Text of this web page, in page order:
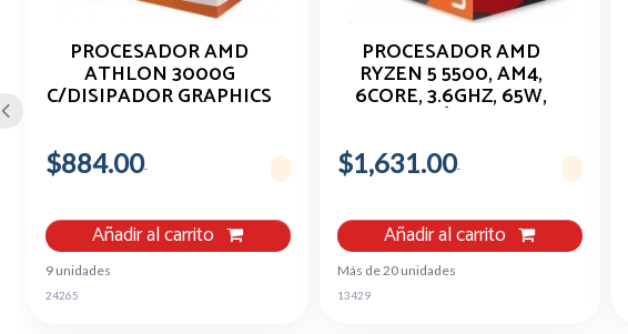
PROCESADOR AMD
ATHLON 3000G
C/DISIPADOR GRAPHICS
$884.00
Añadir al carrito
9 unidades
24265
PROCESADOR AMD
RYZEN 5 5500, AM4,
6CORE, 3.6GHZ, 65W,
S/GRÁFICOS
$1,631.00
Añadir al carrito
Más de 20 unidades
13429